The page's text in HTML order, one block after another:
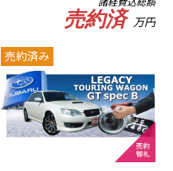
売約済 万円
売約済み